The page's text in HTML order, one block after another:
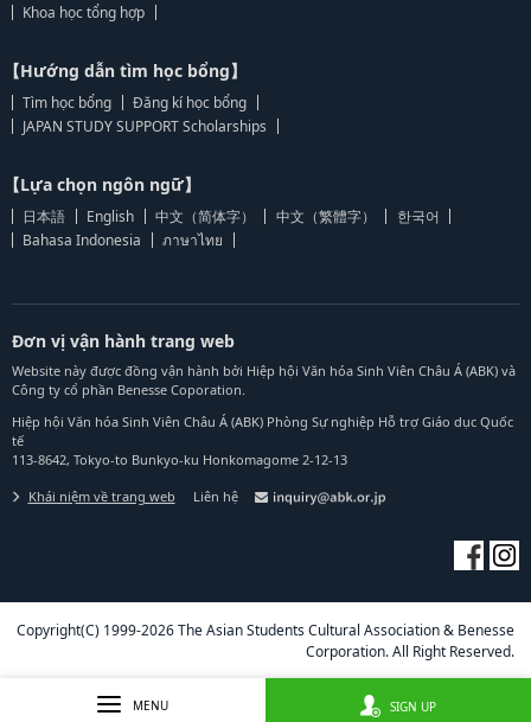
Khoa học tổng hợp
【Hướng dẫn tìm học bổng】
Tìm học bổng
Đăng kí học bổng
JAPAN STUDY SUPPORT Scholarships
【Lựa chọn ngôn ngữ】
日本語 English 中文（简体字） 中文（繁體字）
한국어
Bahasa Indonesia
ภาษาไทย
Đơn vị vận hành trang web
Website này được đồng vận hành bởi Hiệp hội Văn hóa Sinh Viên Châu Á (ABK) và
Công ty cổ phần Benesse Coporation.
Hiệp hội Văn hóa Sinh Viên Châu Á (ABK) Phòng Sự nghiệp Hỗ trợ Giáo dục Quốc
tế
113-8642, Tokyo-to Bunkyo-ku Honkomagome 2-12-13
Khái niệm về trang web Liên hệ
Copyright(C) 1999-2026 The Asian Students Cultural Association & Benesse
Corporation. All Right Reserved.
MENU SIGN UP